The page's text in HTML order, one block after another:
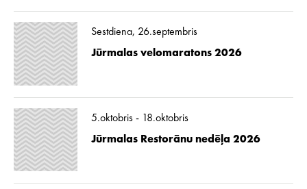
Sestdiena, 26.septembris
Jūrmalas velomaratons 2026
5.oktobris - 18.oktobris
Jūrmalas Restorānu nedēļa 2026